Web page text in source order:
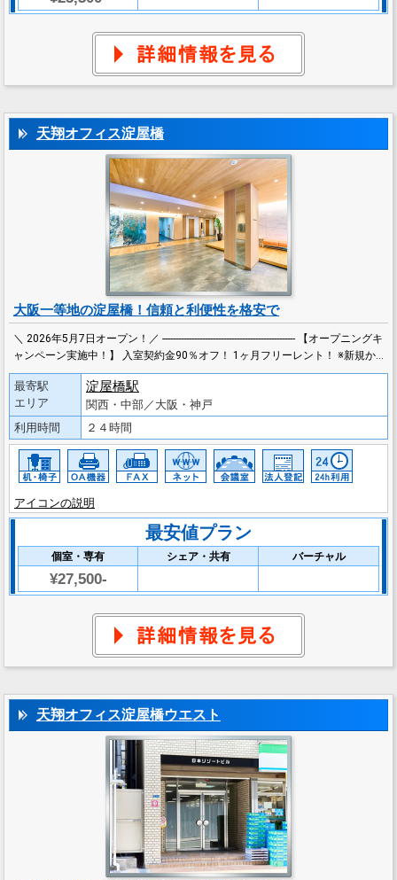
天翔オフィス淀屋橋
大阪一等地の淀屋橋！信頼と利便性を格安で
＼ 2026年5月7日オープン！／ -------------------------------------------------- 【オープニングキ
ャンペーン実施中！】 入室契約金90％オフ！ 1ヶ月フリーレント！ ※新規か…
最寄駅
エリア
淀屋橋駅
関西・中部／大阪・神戸
利用時間
２４時間
アイコンの説明
最安値プラン
個室・専有 シェア・共有 バーチャル
¥27,500-
天翔オフィス淀屋橋ウエスト